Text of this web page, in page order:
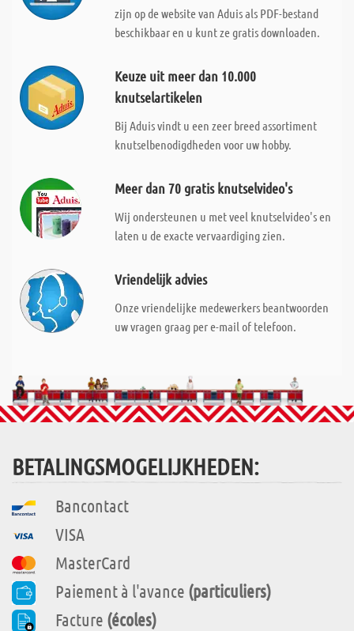
zijn op de website van Aduis als PDF-bestand
beschikbaar en u kunt ze gratis downloaden.
Keuze uit meer dan 10.000
knutselartikelen
Bij Aduis vindt u een zeer breed assortiment
knutselbenodigdheden voor uw hobby.
Meer dan 70 gratis knutselvideo's
Wij ondersteunen u met veel knutselvideo's en
laten u de exacte vervaardiging zien.
Vriendelijk advies
Onze vriendelijke medewerkers beantwoorden
uw vragen graag per e-mail of telefoon.
BETALINGSMOGELIJKHEDEN:
Bancontact
VISA
MasterCard
Paiement à l'avance (particuliers)
Facture (écoles)